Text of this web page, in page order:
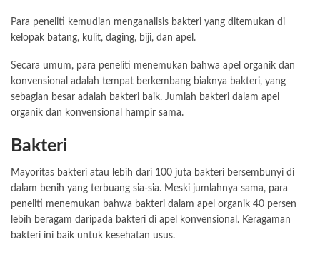
Para peneliti kemudian menganalisis bakteri yang ditemukan di
kelopak batang, kulit, daging, biji, dan apel.
Secara umum, para peneliti menemukan bahwa apel organik dan
konvensional adalah tempat berkembang biaknya bakteri, yang
sebagian besar adalah bakteri baik. Jumlah bakteri dalam apel
organik dan konvensional hampir sama.
Bakteri
Mayoritas bakteri atau lebih dari 100 juta bakteri bersembunyi di
dalam benih yang terbuang sia-sia. Meski jumlahnya sama, para
peneliti menemukan bahwa bakteri dalam apel organik 40 persen
lebih beragam daripada bakteri di apel konvensional. Keragaman
bakteri ini baik untuk kesehatan usus.